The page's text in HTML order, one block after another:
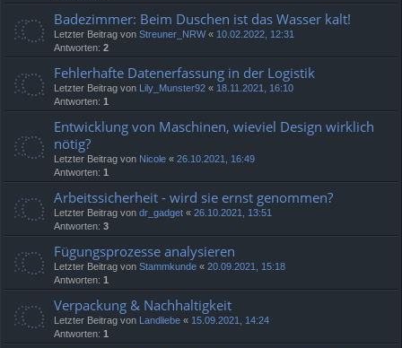
Badezimmer: Beim Duschen ist das Wasser kalt!
Letzter Beitrag von Streuner_NRW« 10.02.2022, 12:31
Antworten: 2
Fehlerhafte Datenerfassung in der Logistik
Letzter Beitrag von Lily_Munster92 « 18.11.2021, 16:10
Antworten: 1
Entwicklung von Maschinen, wieviel Design wirklich
nötig?
Letzter Beitrag von Nicole « 26.10.2021, 16:49
Antworten: 1
Arbeitssicherheit - wird sie ernst genommen?
Letzter Beitrag von dr_gadget « 26.10.2021, 13:51
Antworten: 3
Fügungsprozesse analysieren
Letzter Beitrag von Stammkunde « 20.09.2021, 15:18
Antworten: 1
Verpackung & Nachhaltigkeit
Letzter Beitrag von Landliebe « 15.09.2021, 14:24
Antworten: 1